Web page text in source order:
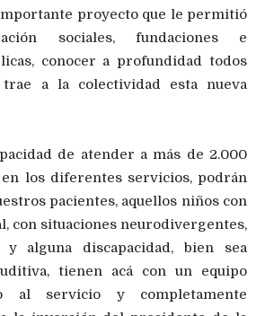
proyecto que le permitió
sociales, fundaciones e
conocer a profundidad todos
a la colectividad esta nueva
de atender a más de 2.000
los diferentes servicios, podrán
pacientes, aquellos niños con
con situaciones neurodivergentes,
alguna discapacidad, bien sea
tienen acá con un equipo
al servicio y completamente